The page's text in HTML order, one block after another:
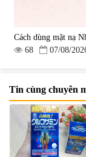
Cách dùng mặt nạ
68
07/08/
Tin cùng chuyên